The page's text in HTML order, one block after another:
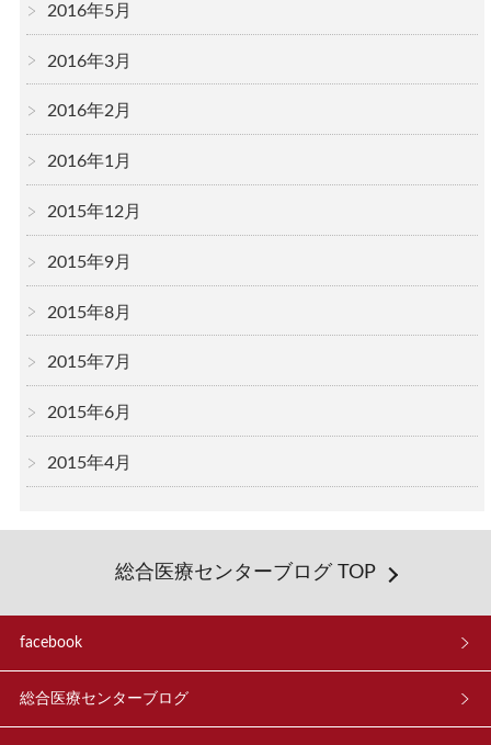
2016年5月
2016年3月
2016年2月
2016年1月
2015年12月
2015年9月
2015年8月
2015年7月
2015年6月
2015年4月
総合医療センターブログ TOP
facebook
総合医療センターブログ